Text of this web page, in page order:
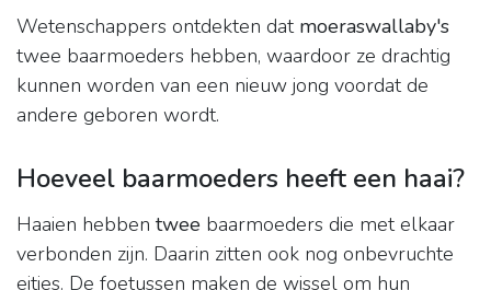
Wetenschappers ontdekten dat moeraswallaby's
twee baarmoeders hebben, waardoor ze drachtig
kunnen worden van een nieuw jong voordat de
andere geboren wordt.
Hoeveel baarmoeders heeft een haai?
Haaien hebben twee baarmoeders die met elkaar
verbonden zijn. Daarin zitten ook nog onbevruchte
eitjes. De foetussen maken de wissel om hun